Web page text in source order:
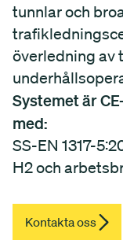
tunnlar och
överledning av
Systemet är
med:
SS-EN 1317-
H2 och
Kontakta oss